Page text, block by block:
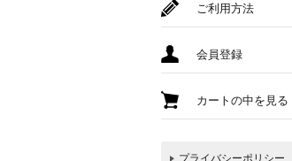
ご利用方法
会員登録
カートの中を見る
プライバシーポリシー